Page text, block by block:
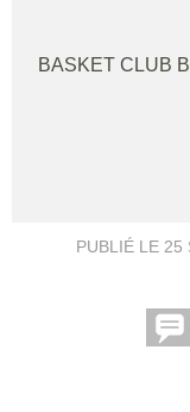
BASKET CLUB
PUBLIÉ LE 25